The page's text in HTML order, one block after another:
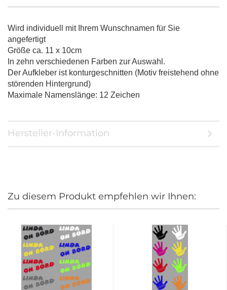
Wird individuell mit Ihrem Wunschnamen für Sie
angefertigt
Größe ca. 11 x 10cm
In zehn verschiedenen Farben zur Auswahl.
Der Aufkleber ist konturgeschnitten (Motiv freistehend ohne
störenden Hintergrund)
Maximale Namenslänge: 12 Zeichen
Hersteller-Information
Zu diesem Produkt empfehlen wir Ihnen: